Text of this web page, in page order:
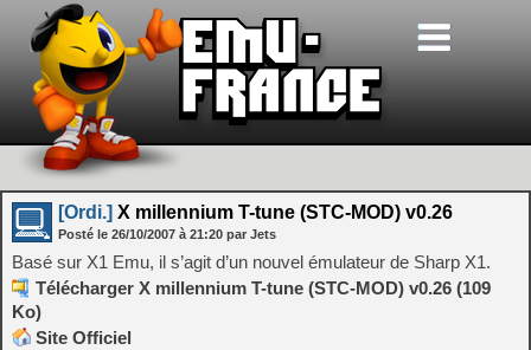
[Ordi.] X millennium T-tune (STC-MOD) v0.26
Posté le 26/10/2007 à 21:20 par Jets
Basé sur X1 Emu, il s’agit d’un nouvel émulateur de Sharp X1.
Télécharger X millennium T-tune (STC-MOD) v0.26 (109
Ko)
Site Officiel